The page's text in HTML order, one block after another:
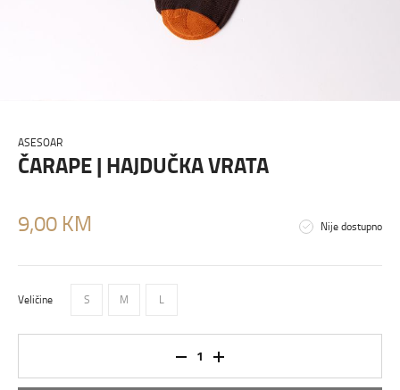
ASESOAR
ČARAPE | HAJDUČKA VRATA
9,00 KM Nije dostupno
Veličine S M L